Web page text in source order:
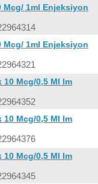
Mcg/ 1ml Enjeksiyon
Mcg/ 1ml Enjeksiyon
Mcg/0,5 Ml Im
Mcg/0,5 Ml Im
Mcg/0,5 Ml Im